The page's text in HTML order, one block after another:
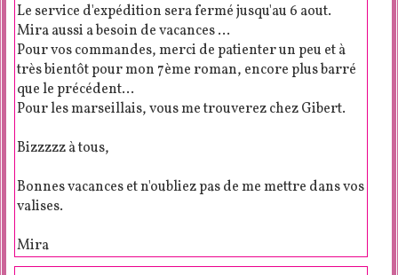
Le service d'expédition sera fermé jusqu'au 6 aout.
Mira aussi a besoin de vacances ...
Pour vos commandes, merci de patienter un peu et à
très bientôt pour mon 7ème roman, encore plus barré
que le précédent...
Pour les marseillais, vous me trouverez chez Gibert.
Bizzzzz à tous,
Bonnes vacances et n'oubliez pas de me mettre dans vos
valises.
Mira